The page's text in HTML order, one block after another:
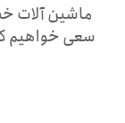
ماشین آلات
سعی خواهیم